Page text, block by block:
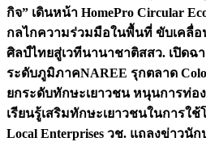
กิจ” เดินหน้า HomePro Circular
กลไกความร่วมมือในพื้นที่ ขับเคลื่
ศิลป์ไทยสู่เวทีนานาชาติสสว. เปิดฉ
ระดับภูมิภาคNAREE รุกตลาด
ยกระดับทักษะเยาวชน หนุนการท่อ
เรียนรู้เสริมทักษะเยาวชนในการใ
Local Enterprises วช. แถลงข่าวนัก